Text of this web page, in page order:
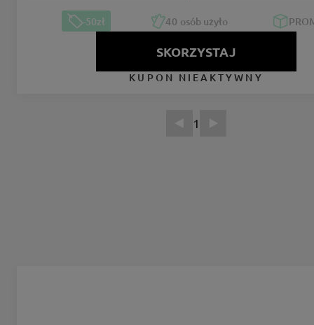
-50zł 40 osób użyło
SKORZYSTAJ
KUPON NIEAKTYWNY
1